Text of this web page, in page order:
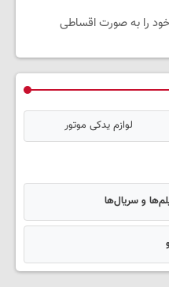
را به صورت اقساطی
لوازم یدکی موتور
و سریال‌ها